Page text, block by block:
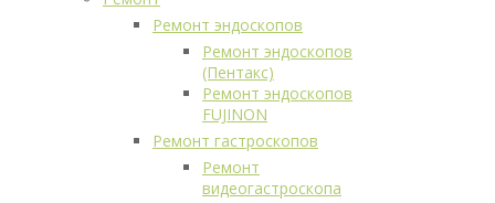
Ремонт эндоскопов
Ремонт эндоскопов
(Пентакс)
Ремонт эндоскопов
FUJINON
Ремонт гастроскопов
Ремонт
видеогастроскопа